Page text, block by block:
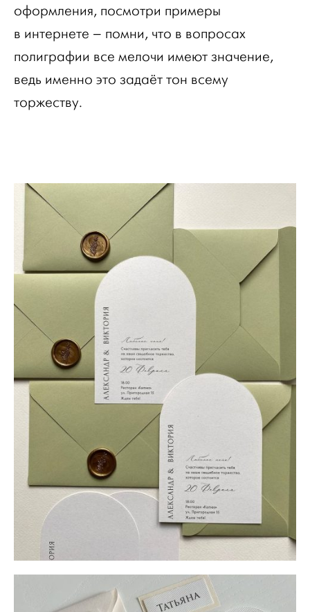
оформления, посмотри примеры
в интернете – помни, что в вопросах
полиграфии все мелочи имеют значение,
ведь именно это задаёт тон всему
торжеству.